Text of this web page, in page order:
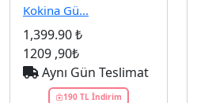
Kokina Gü...
1,399.90 ₺
1209 ,90₺
Aynı Gün Teslimat
190 TL İndirim